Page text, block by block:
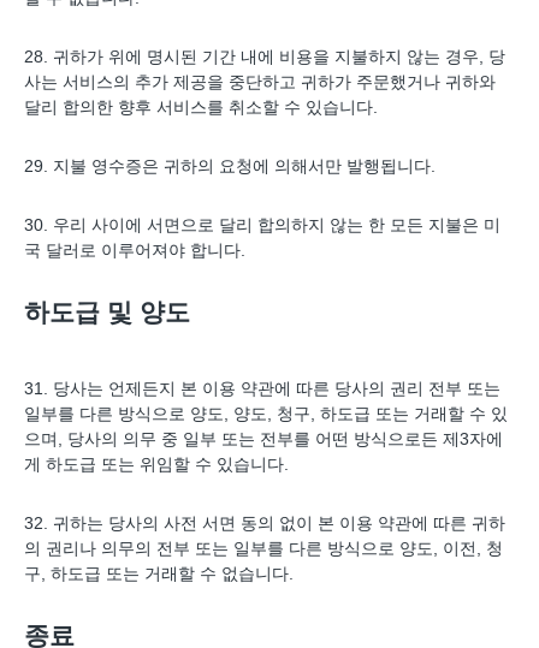
28. 귀하가 위에 명시된 기간 내에 비용을 지불하지 않는 경우, 당
사는 서비스의 추가 제공을 중단하고 귀하가 주문했거나 귀하와
달리 합의한 향후 서비스를 취소할 수 있습니다.
29. 지불 영수증은 귀하의 요청에 의해서만 발행됩니다.
30. 우리 사이에 서면으로 달리 합의하지 않는 한 모든 지불은 미
국 달러로 이루어져야 합니다.
하도급 및 양도
31. 당사는 언제든지 본 이용 약관에 따른 당사의 권리 전부 또는
일부를 다른 방식으로 양도, 양도, 청구, 하도급 또는 거래할 수 있
으며, 당사의 의무 중 일부 또는 전부를 어떤 방식으로든 제3자에
게 하도급 또는 위임할 수 있습니다.
32. 귀하는 당사의 사전 서면 동의 없이 본 이용 약관에 따른 귀하
의 권리나 의무의 전부 또는 일부를 다른 방식으로 양도, 이전, 청
구, 하도급 또는 거래할 수 없습니다.
종료